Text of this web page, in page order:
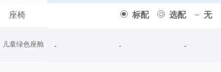
座椅 标配 选配 无
儿童绿色座舱 - - -